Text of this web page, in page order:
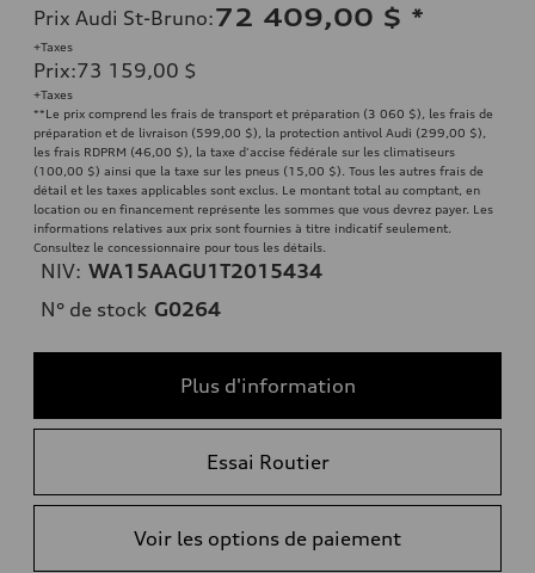
Prix Audi St-Bruno:72 409,00 $ *
+Taxes
Prix:73 159,00 $
+Taxes
**Le prix comprend les frais de transport et préparation (3 060 $), les frais de
préparation et de livraison (599,00 $), la protection antivol Audi (299,00 $),
les frais RDPRM (46,00 $), la taxe d'accise fédérale sur les climatiseurs
(100,00 $) ainsi que la taxe sur les pneus (15,00 $). Tous les autres frais de
détail et les taxes applicables sont exclus. Le montant total au comptant, en
location ou en financement représente les sommes que vous devrez payer. Les
informations relatives aux prix sont fournies à titre indicatif seulement.
Consultez le concessionnaire pour tous les détails.
NIV: WA15AAGU1T2015434
N° de stock G0264
Plus d'information
Essai Routier
Voir les options de paiement